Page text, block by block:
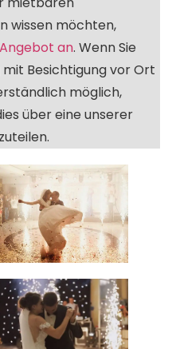
wissen möchten,
an. Wenn Sie
Besichtigung vor Ort
möglich,
über eine unserer